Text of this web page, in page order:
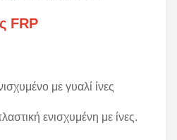
FRP
με γυαλί ίνες
ενισχυμένη με ίνες.